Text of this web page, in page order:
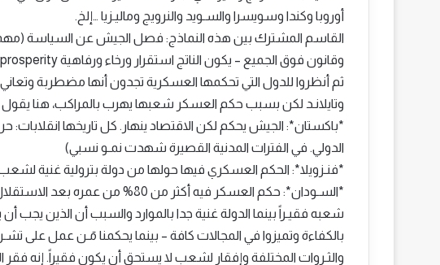
أوروبا وكندا وسويسرا والسـويد والنرويج وماليـزيا …إلخ.
القاسم المشترك بين هذه النماذج: فصل الجيش عن السياسة
وقانون فوق الجميع – يكون الناتج استقرار ورخاء ورفاهية prosperity .
ثم أنظروا للدول التي تحكمها العسكرية تجدون أنها مضطربة
وتايلانـد لكن بسبب حكم العسكر شعبها يهرب بالمراكب، هنا
*باكستان*: الجيش يحكم لكن الاقتصاد ينهار. كل تاريخها
الدولي. في الفترات المدنية القصيرة شهدت نمـو نسبي)
*فنـزويلا*: الحكم العسكري فيها حولها من دولة بترولية غنية لشعب
*السـودان*: حكم العسكر فيه أكثر من
شعبه فقيـراً بينما الدولة غنية جدا بالموارد والسبب أن الذين
بالكفاءة وتميزوا في المجالات كافة – بينما يحكمنا مٓـن عمل على
والثـروات المختلفة وإفقار لشعب لا يستحق أن يكون فقيراً. إنه